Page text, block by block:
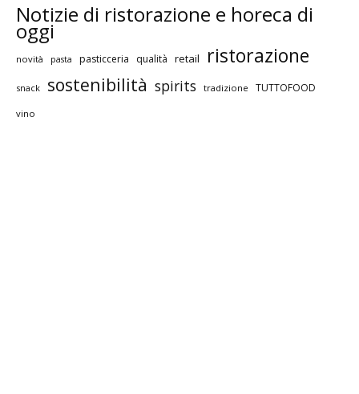
Notizie di ristorazione e horeca di
oggi
novità pasta pasticceria qualità retail ristorazione
snack sostenibilità spirits tradizione TUTTOFOOD
vino